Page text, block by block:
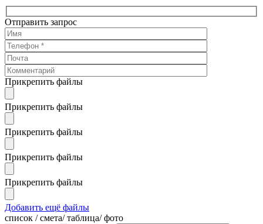
Отправить запрос
Прикрепить файлы
Прикрепить файлы
Прикрепить файлы
Прикрепить файлы
Прикрепить файлы
Добавить ещё файлы
cписок / смета/ таблица/ фото